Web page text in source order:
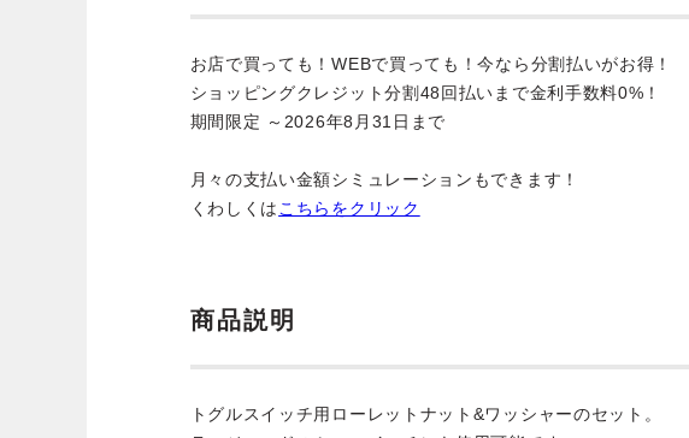
お店で買っても！WEBで買っても！今なら分割払いがお得！
ショッピングクレジット分割48回払いまで金利手数料0%！
期間限定 ～2026年8月31日まで
月々の支払い金額シミュレーションもできます！
くわしくは こちらをクリック
商品説明
トグルスイッチ用ローレットナット&ワッシャーのセット。